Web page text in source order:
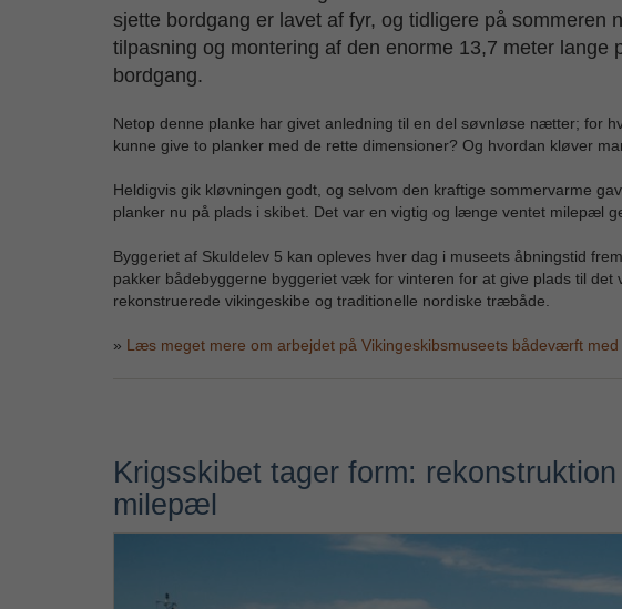
sjette bordgang er lavet af fyr, og tidligere på
tilpasning og montering af den enorme 13,7 meter lange
bordgang.
Netop denne planke har givet anledning til en del søvnløse nætter; for
kunne give to planker med de rette dimensioner? Og hvordan kløver
Heldigvis gik kløvningen godt, og selvom den kraftige sommervarme
planker nu på plads i skibet. Det var en vigtig og længe ventet milepæl
Byggeriet af Skuldelev 5 kan opleves hver dag i museets åbningstid
pakker bådebyggerne byggeriet væk for vinteren for at give plads til
rekonstruerede vikingeskibe og traditionelle nordiske træbåde.
» Læs meget mere om arbejdet på Vikingeskibsmuseets bådeværft
Krigsskibet tager form:
milepæl